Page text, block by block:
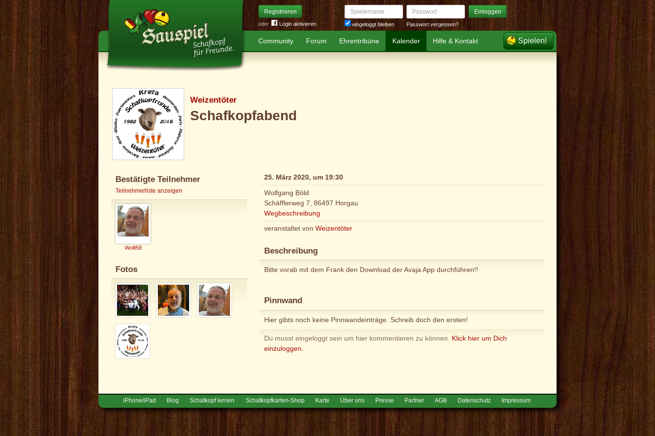
Registrieren
oder Login aktivieren
Spielername
eingeloggt bleiben
Passwort Einloggen
Passwort vergessen?
Community Forum Ehrentribüne Kalender Hilfe & Kontakt Spielen!
Weizentöter
Schafkopfabend
Bestätigte Teilnehmer
Teilnehmerliste anzeigen
Wolfi58
Fotos
25. März 2020, um 19:30
Wolfgang Böld
Schäfflerweg 7, 86497 Horgau
Wegbeschreibung
veranstaltet von Weizentöter
Beschreibung
Bitte vorab mit dem Frank den Download der Avaja App durchführen!!
Pinnwand
Hier gibts noch keine Pinnwandeinträge. Schreib doch den ersten!
Du musst eingeloggt sein um hier kommentieren zu können. Klick hier um Dich
einzuloggen.
iPhone/iPad Blog Schafkopf lernen Schafkopfkarten-Shop Karte Über uns Presse Partner AGB Datenschutz Impressum